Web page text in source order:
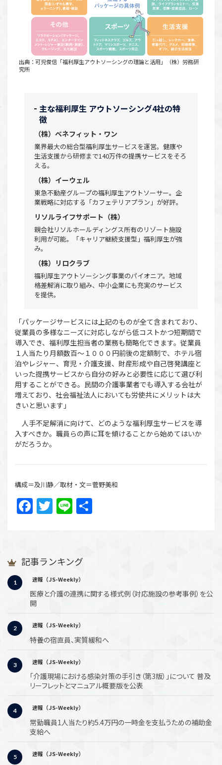
出典：可児俊信「福利厚生アウトソーシングの理論と活用」（株）労務研
究所
主な福利厚生 アウトソーシング4社の特
徴
（株）ベネフィット・ワン
業界最大の総合型福利厚生サービスを運営。健康や
生活支援から研修まで140万件の提携サービスをそろ
える。
（株）イーウェル
東急不動産グループの福利厚生アウトソーサー。企
業戦略に対応する「カフェテリアプラン」が好評。
リソルライフサポート（株）
親会社リソルホールディングス所有のリゾート施設
利用が可能。「キャリア継続支援型」福利厚生が強
み。
（株）リロクラブ
福利厚生アウトソーシング事業のパイオニア。地域
格差解消に取り組み、中小企業にも充実のサービス
を提供。
「パッケージサービスには上記のものが全て含まれており、
従業員の多様なニーズに対応しながら低コストかつ短期間で
導入でき、福利厚生担当者の業務も簡略化できます。従業員
１人当たり月額数百〜１０００円前後の定額制で、ホテル宿
泊やレジャー、育児・介護支援、財産形成や自己啓発講座と
いった提携サービスから自分の好みと必要性に応じて選び利
用することができる。民間の介護事業者でも導入する会社が
増えており、社会福祉法人においても労使共にメリットは大
きいと思います」
人手不足解消に向けて、どのような福利厚生サービスを導
入すべきか。職員らの声に耳を傾けることから始めてはいか
がだろうか。
構成＝及川静／取材・文＝菅野美和
Facebook
Twitter
Line
記事ランキング
速報（JS-Weekly）
医療と介護の連携に関する様式例（対応施設の参考事例）を公
開
速報（JS-Weekly）
特養の宿直員、実質緩和へ
速報（JS-Weekly）
「介護現場における感染対策の手引き（第3版）」について 普及
リーフレットとマニュアル概要版を公表
速報（JS-Weekly）
常勤職員1人当たり約5.4万円の一時金を支払うための補助金
支給へ
速報（JS-Weekly）